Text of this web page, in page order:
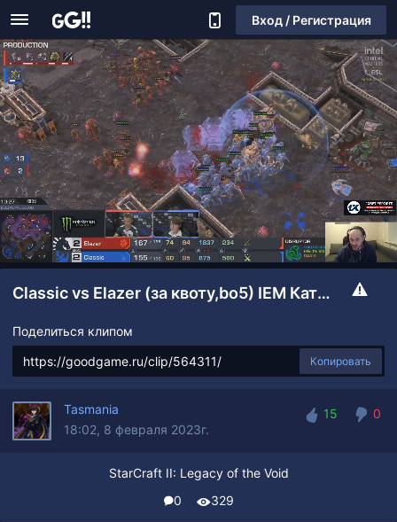
Вход / Регистрация
Classic vs Elazer (за квоту,bo5) IEM Катовице: Ro36
Поделиться клипом
Копировать
Tasmania
18:02, 8 февраля 2023г.
15
0
StarCraft II: Legacy of the Void
0
329